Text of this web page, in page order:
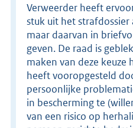
Verweerder heeft
stuk uit het
maar daarvan in
geven. De raad is
maken van deze keuze
heeft vooropgesteld
persoonlijke
in bescherming te
van een risico op